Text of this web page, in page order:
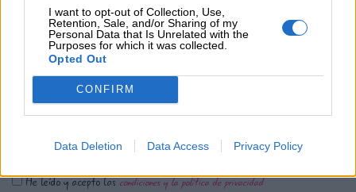
I want to opt-out of Collection, Use,
Retention, Sale, and/or Sharing of my
Personal Data that Is Unrelated with the
Purposes for which it was collected.
Opted Out
CONFIRM
Data Deletion Data Access Privacy Policy
¿Qué te ha parecido? Comparte tu opinión:
Sólo los usuarios registrados pueden escribir comentarios
He leído y acepto lascondiciones y la política de privacidad